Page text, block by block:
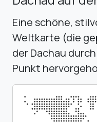
Eine schöne,
Weltkarte (die
der Dachau
Punkt